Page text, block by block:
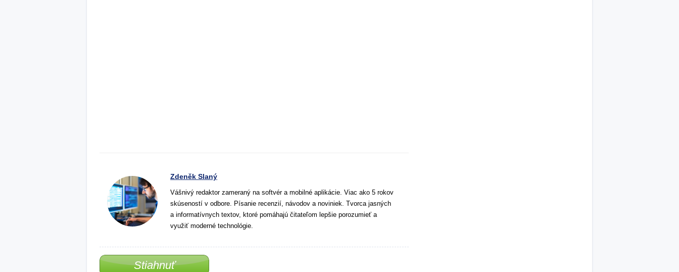
Zdeněk Slaný
Vášnivý redaktor zameraný na softvér a mobilné aplikácie. Viac ako 5 rokov
skúseností v odbore. Písanie recenzií, návodov a noviniek. Tvorca jasných
a informatívnych textov, ktoré pomáhajú čitateľom lepšie porozumieť a
využiť moderné technológie.
Stiahnuť